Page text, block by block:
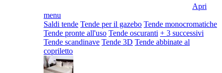
Apri
menu
Saldi tende Tende per il gazebo Tende monocromatiche
Tende pronte all'uso Tende oscuranti + 3 successivi
Tende scandinave Tende 3D Tende abbinate al
copriletto